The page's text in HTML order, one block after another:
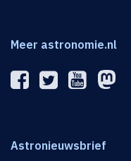
Meer astronomie.nl
Astronieuwsbrief